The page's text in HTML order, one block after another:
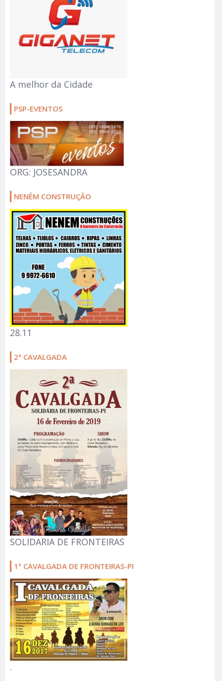
A melhor da Cidade
PSP-EVENTOS
ORG: JOSESANDRA
NENÊM CONSTRUÇÃO
28.11
2ª CAVALGADA
SOLIDARIA DE FRONTEIRAS
1ª CAVALGADA DE FRONTEIRAS-PI
.